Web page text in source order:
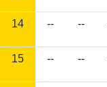
14 -- --
15 -- --